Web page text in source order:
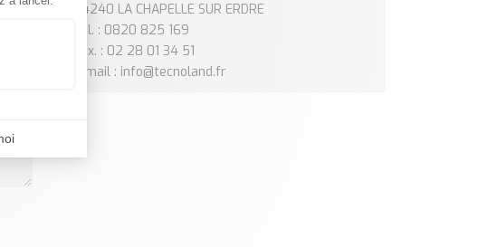
44240 LA CHAPELLE SUR ERDRE
Tél. : 0820 825 169
Fax. : 02 28 01 34 51
E-mail : info@tecnoland.fr